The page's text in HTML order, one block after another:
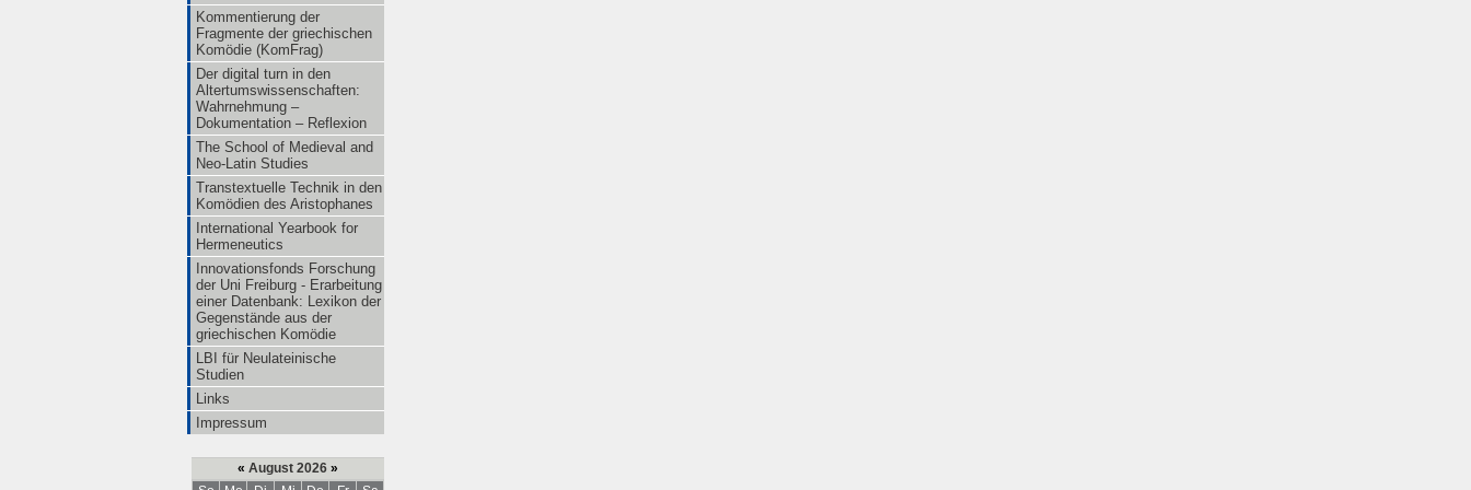
Kommentierung der
Fragmente der griechischen
Komödie (KomFrag)
Der digital turn in den
Altertumswissenschaften:
Wahrnehmung –
Dokumentation – Reflexion
The School of Medieval and
Neo-Latin Studies
Transtextuelle Technik in den
Komödien des Aristophanes
International Yearbook for
Hermeneutics
Innovationsfonds Forschung
der Uni Freiburg - Erarbeitung
einer Datenbank: Lexikon der
Gegenstände aus der
griechischen Komödie
LBI für Neulateinische
Studien
Links
Impressum
« August 2026 »